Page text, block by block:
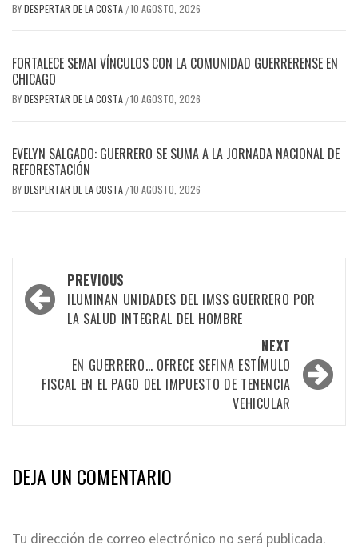
BYDESPERTAR DE LA COSTA /10 AGOSTO, 2026
FORTALECE SEMAI VÍNCULOS CON LA COMUNIDAD GUERRERENSE EN
CHICAGO
BYDESPERTAR DE LA COSTA /10 AGOSTO, 2026
EVELYN SALGADO: GUERRERO SE SUMA A LA JORNADA NACIONAL DE
REFORESTACIÓN
BYDESPERTAR DE LA COSTA /10 AGOSTO, 2026
Post
navigation
PREVIOUS
ILUMINAN UNIDADES DEL IMSS GUERRERO POR
LA SALUD INTEGRAL DEL HOMBRE
NEXT
EN GUERRERO… OFRECE SEFINA ESTÍMULO
FISCAL EN EL PAGO DEL IMPUESTO DE TENENCIA
VEHICULAR
DEJA UN COMENTARIO
Tu dirección de correo electrónico no será publicada.